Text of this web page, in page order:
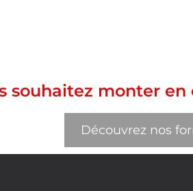
souhaitez monter
Découvrez nos